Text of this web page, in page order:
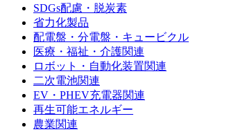
SDGs配慮・脱炭素
省力化製品
配電盤・分電盤・キュービクル
医療・福祉・介護関連
ロボット・自動化装置関連
二次電池関連
EV・PHEV充電器関連
再生可能エネルギー
農業関連